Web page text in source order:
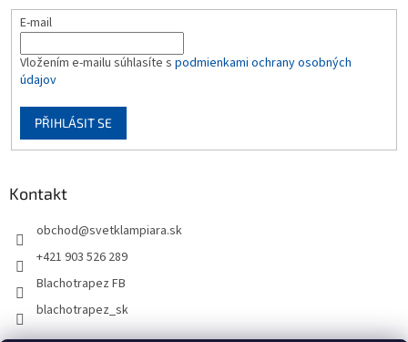
E-mail
Vložením e-mailu súhlasíte s podmienkami ochrany osobných
údajov
PŘIHLÁSIT SE
Kontakt
obchod@svetklampiara.sk
+421 903 526 289
Blachotrapez FB
blachotrapez_sk